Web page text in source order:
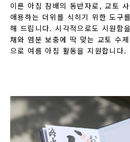
이른 아침 참배의 동반자로, 교토
애용하는 더위를 식히기 위한 도구
해 드립니다. 시각적으로도 시원함
채와 염분 보충에 딱 맞는 교토 수
으로 여름 아침 활동을 지원합니다.